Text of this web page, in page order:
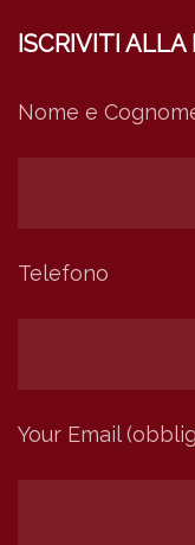
ISCRIVITI
Nome e
Telefono
Your Email